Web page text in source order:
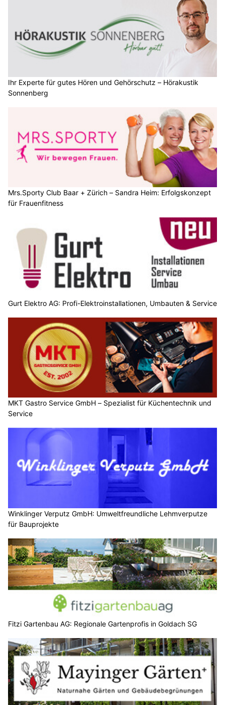
Ihr Experte für gutes Hören und Gehörschutz – Hörakustik
Sonnenberg
Mrs.Sporty Club Baar + Zürich – Sandra Heim: Erfolgskonzept
für Frauenfitness
Gurt Elektro AG: Profi-Elektroinstallationen, Umbauten & Service
MKT Gastro Service GmbH – Spezialist für Küchentechnik und
Service
Winklinger Verputz GmbH: Umweltfreundliche Lehmverputze
für Bauprojekte
Fitzi Gartenbau AG: Regionale Gartenprofis in Goldach SG